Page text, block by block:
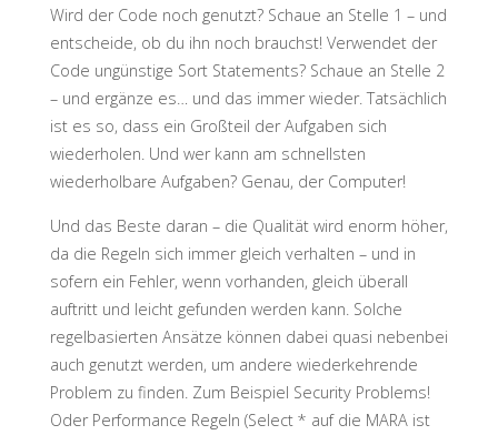
Wird der Code noch genutzt? Schaue an Stelle 1 – und
entscheide, ob du ihn noch brauchst! Verwendet der
Code ungünstige Sort Statements? Schaue an Stelle 2
– und ergänze es… und das immer wieder. Tatsächlich
ist es so, dass ein Großteil der Aufgaben sich
wiederholen. Und wer kann am schnellsten
wiederholbare Aufgaben? Genau, der Computer!
Und das Beste daran – die Qualität wird enorm höher,
da die Regeln sich immer gleich verhalten – und in
sofern ein Fehler, wenn vorhanden, gleich überall
auftritt und leicht gefunden werden kann. Solche
regelbasierten Ansätze können dabei quasi nebenbei
auch genutzt werden, um andere wiederkehrende
Problem zu finden. Zum Beispiel Security Problems!
Oder Performance Regeln (Select * auf die MARA ist